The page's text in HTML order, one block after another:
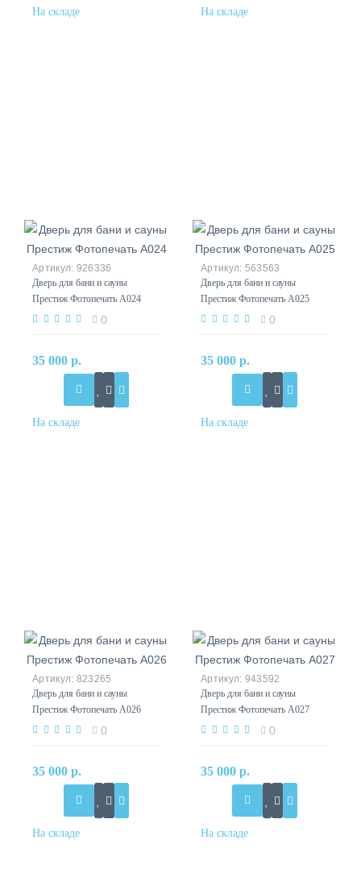
926336
Дверь для бани и сауны
Престиж Фотопечать А024
0
35 000 р.
563563
Дверь для бани и сауны
Престиж Фотопечать А025
0
35 000 р.
823265
Дверь для бани и сауны
Престиж Фотопечать А026
0
35 000 р.
943592
Дверь для бани и сауны
Престиж Фотопечать А027
0
35 000 р.